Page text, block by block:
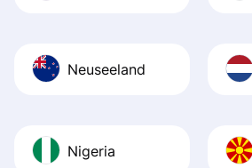
Neuseeland
Nigeria